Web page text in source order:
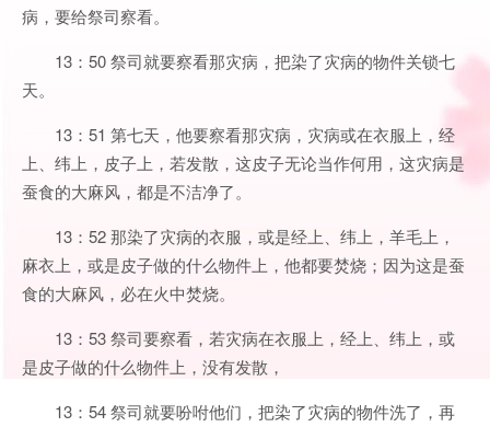
病，要给祭司察看。
13：50 祭司就要察看那灾病，把染了灾病的物件关锁七
天。
13：51 第七天，他要察看那灾病，灾病或在衣服上，经
上、纬上，皮子上，若发散，这皮子无论当作何用，这灾病是
蚕食的大麻风，都是不洁净了。
13：52 那染了灾病的衣服，或是经上、纬上，羊毛上，
麻衣上，或是皮子做的什么物件上，他都要焚烧；因为这是蚕
食的大麻风，必在火中焚烧。
13：53 祭司要察看，若灾病在衣服上，经上、纬上，或
是皮子做的什么物件上，没有发散，
13：54 祭司就要吩咐他们，把染了灾病的物件洗了，再